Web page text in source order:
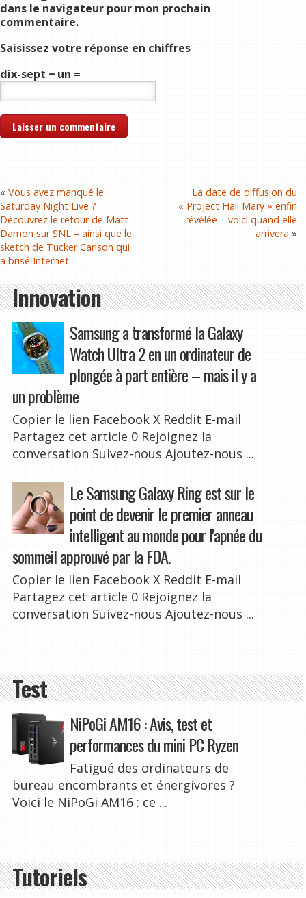
dans le navigateur pour mon prochain
commentaire.
Saisissez votre réponse en chiffres
dix-sept − un =
« Vous avez manqué le
Saturday Night Live ?
Découvrez le retour de Matt
Damon sur SNL – ainsi que le
sketch de Tucker Carlson qui
a brisé Internet
La date de diffusion du
« Project Hail Mary » enfin
révélée – voici quand elle
arrivera »
Innovation
Samsung a transformé la Galaxy
Watch Ultra 2 en un ordinateur de
plongée à part entière – mais il y a
un problème
Copier le lien Facebook X Reddit E-mail
Partagez cet article 0 Rejoignez la
conversation Suivez-nous Ajoutez-nous ...
Le Samsung Galaxy Ring est sur le
point de devenir le premier anneau
intelligent au monde pour l'apnée du
sommeil approuvé par la FDA.
Copier le lien Facebook X Reddit E-mail
Partagez cet article 0 Rejoignez la
conversation Suivez-nous Ajoutez-nous ...
Test
NiPoGi AM16 : Avis, test et
performances du mini PC Ryzen
Fatigué des ordinateurs de
bureau encombrants et énergivores ?
Voici le NiPoGi AM16 : ce ...
Tutoriels